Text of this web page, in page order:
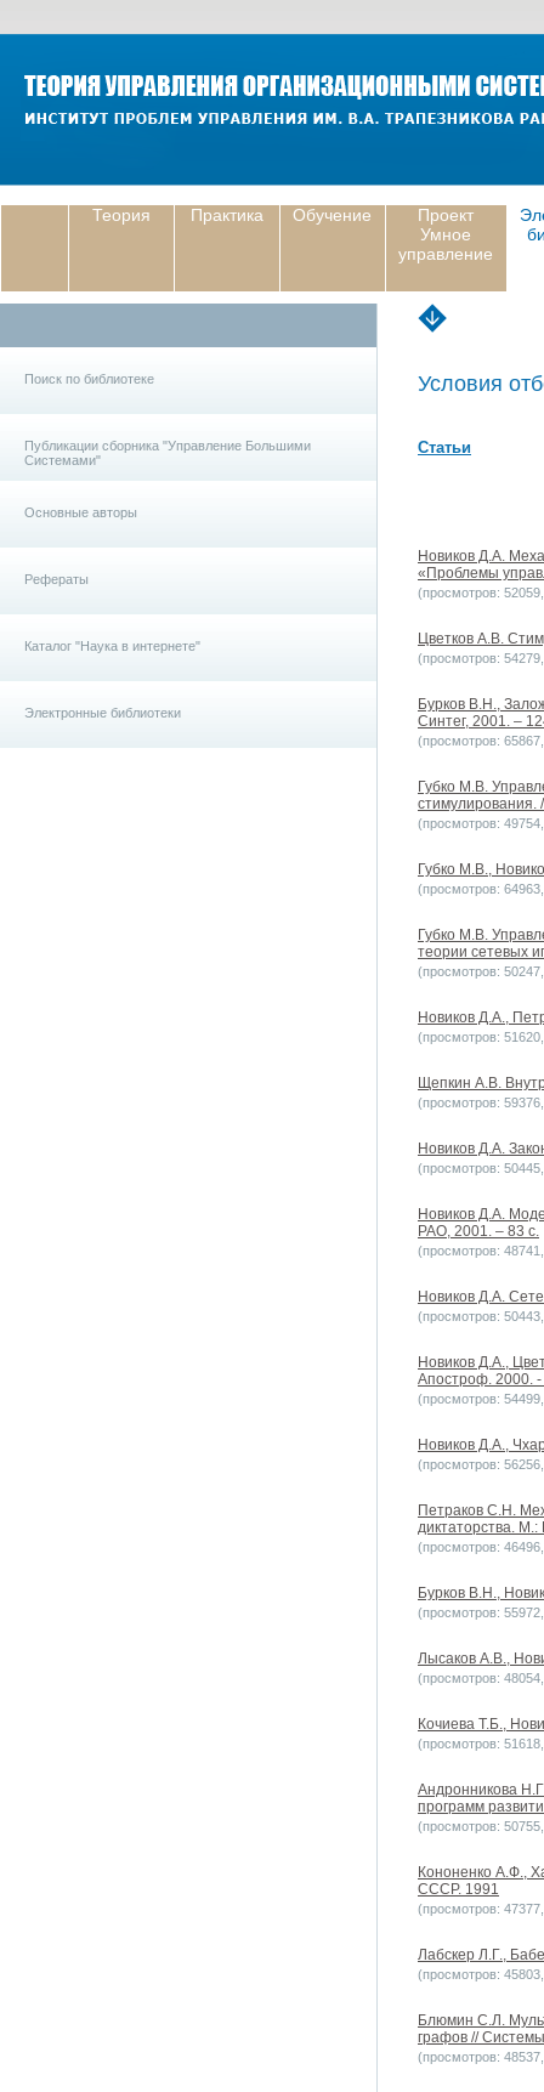
Теория Практика Обучение
Проект
Умное
управление
Поиск по библиотеке
Публикации сборника "Управление Большими
Системами"
Основные авторы
Рефераты
Каталог "Наука в интернете"
Электронные библиотеки
Условия
Статьи
Новиков Д.А.
«Проблемы
(просмотров:
Цветков А.В.
(просмотров:
Бурков В.Н.,
Синтег, 2001. –
(просмотров:
Губко М.В.
стимулирования.
(просмотров:
Губко М.В.,
(просмотров:
Губко М.В.
теории сетевых
(просмотров:
Новиков Д.А.,
(просмотров:
Щепкин А.В.
(просмотров:
Новиков Д.А.
(просмотров:
Новиков Д.А.
РАО, 2001. – 83 с.
(просмотров:
Новиков Д.А.
(просмотров:
Новиков Д.А.,
Апостроф. 2000. -
(просмотров:
Новиков Д.А.,
(просмотров:
Петраков С.Н.
диктаторства.
(просмотров:
Бурков В.Н.,
(просмотров:
Лысаков А.В.,
(просмотров:
Кочиева Т.Б.,
(просмотров:
Андронникова
программ
(просмотров:
Кононенко А.Ф.,
СССР. 1991
(просмотров:
Лабскер Л.Г.,
(просмотров:
Блюмин С.Л.
графов //
(просмотров: